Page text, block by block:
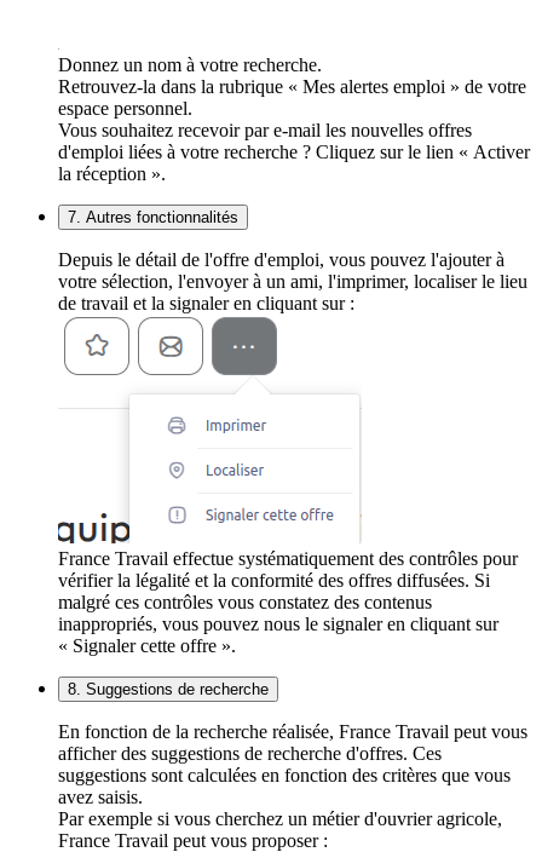
Donnez un nom à votre recherche.
Retrouvez-la dans la rubrique « Mes alertes emploi » de votre
espace personnel.
Vous souhaitez recevoir par e-mail les nouvelles offres
d'emploi liées à votre recherche ? Cliquez sur le lien « Activer
la réception ».
7. Autres fonctionnalités
Depuis le détail de l'offre d'emploi, vous pouvez l'ajouter à
votre sélection, l'envoyer à un ami, l'imprimer, localiser le lieu
de travail et la signaler en cliquant sur :
France Travail effectue systématiquement des contrôles pour
vérifier la légalité et la conformité des offres diffusées. Si
malgré ces contrôles vous constatez des contenus
inappropriés, vous pouvez nous le signaler en cliquant sur
« Signaler cette offre ».
8. Suggestions de recherche
En fonction de la recherche réalisée, France Travail peut vous
afficher des suggestions de recherche d'offres. Ces
suggestions sont calculées en fonction des critères que vous
avez saisis.
Par exemple si vous cherchez un métier d'ouvrier agricole,
France Travail peut vous proposer :